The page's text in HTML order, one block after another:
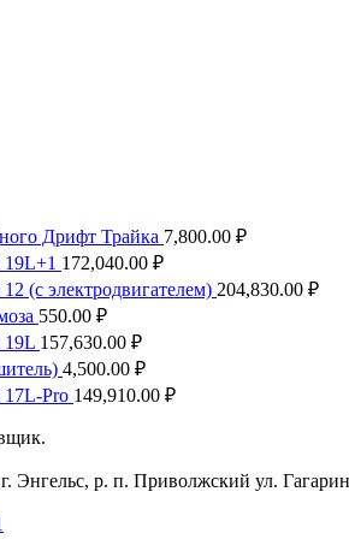
Дрифт Трайка 7,800.00 ₽
172,040.00 ₽
(с электродвигателем) 204,830.00 ₽
550.00 ₽
19L 157,630.00 ₽
4,500.00 ₽
Pro 149,910.00 ₽
Энгельс, р. п. Приволжский ул.